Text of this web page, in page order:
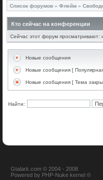
Список форумов » Флейм »
Кто сейчас на конференции
Сейчас этот форум просматривают:
Новые сообщения
Новые сообщения [
Новые сообщения [ Тема
Найти:
Gtalark.com © 2004 - 2008
Powered by PHP-Nuke kernel ©